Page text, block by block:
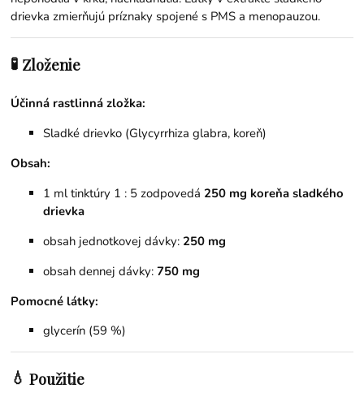
drievka zmierňujú príznaky spojené s PMS a menopauzou.
🧪 Zloženie
Účinná rastlinná zložka:
Sladké drievko (Glycyrrhiza glabra, koreň)
Obsah:
1 ml tinktúry 1 : 5 zodpovedá 250 mg koreňa sladkého
drievka
obsah jednotkovej dávky: 250 mg
obsah dennej dávky:750 mg
Pomocné látky:
glycerín (59 %)
💧Použitie